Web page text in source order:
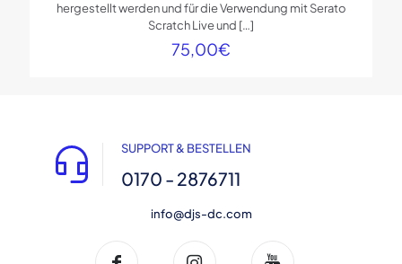
hergestellt werden und für die Verwendung mit Serato
Scratch Live und […]
75,00€
SUPPORT & BESTELLEN
0170 - 2876711
info@djs-dc.com